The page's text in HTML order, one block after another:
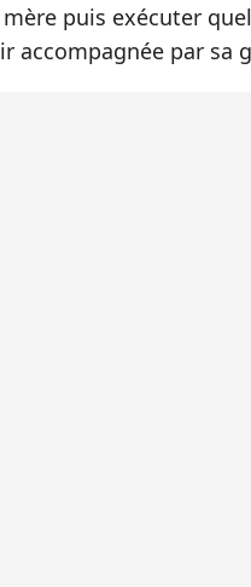
puis exécuter
accompagnée par sa